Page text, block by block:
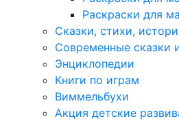
Раскраски для
Сказки, стихи,
Современные сказки
Энциклопедии
Книги по играм
Виммельбухи
Акция детские